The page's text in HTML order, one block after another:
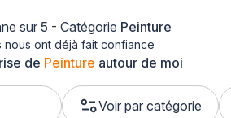
de Peinture autour de moi
Voir par catégorie
sur 5 - Catégorie Peinture
nous ont déjà fait confiance